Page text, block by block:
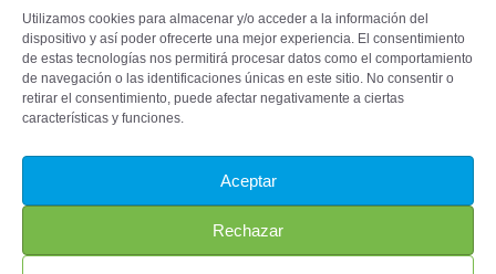
Utilizamos cookies para almacenar y/o acceder a la información del
dispositivo y así poder ofrecerte una mejor experiencia. El consentimiento
de estas tecnologías nos permitirá procesar datos como el comportamiento
de navegación o las identificaciones únicas en este sitio. No consentir o
retirar el consentimiento, puede afectar negativamente a ciertas
características y funciones.
Aceptar
Rechazar
María.
1 2 3 ... 5 Siguiente
©2023 – ProSevillaPort. Todos los derechos reservados